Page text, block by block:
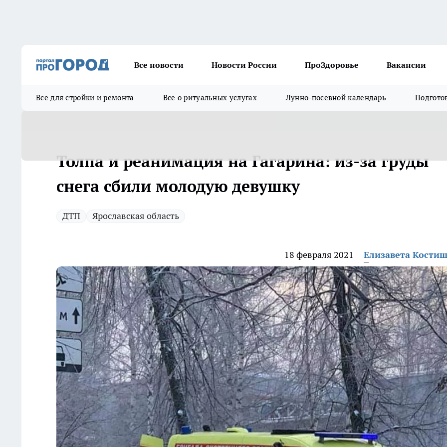
Все новости Новости России ПроЗдоровье Вакансии
Все для стройки и ремонта Все о ритуальных услугах Лунно-посевной календарь
Толпа и реанимация на Гагарина: из-за груды
снега сбили молодую девушку
ДТП Ярославская область
18 февраля 2021 Елизавета